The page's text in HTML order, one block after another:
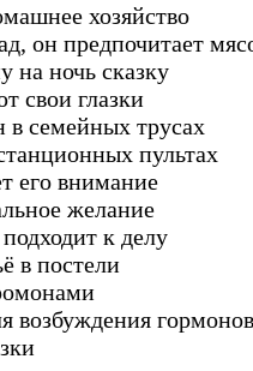
хозяйство
он предпочитает
на ночь сказку
свои глазки
семейных трусах
пультах
его внимание
желание
к делу
в постели
возбуждения гормонов